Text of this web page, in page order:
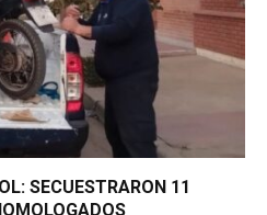
SECUESTRARON 11